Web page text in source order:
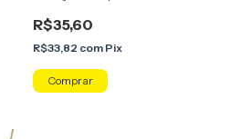
R$35,60
R$33,82 com Pix